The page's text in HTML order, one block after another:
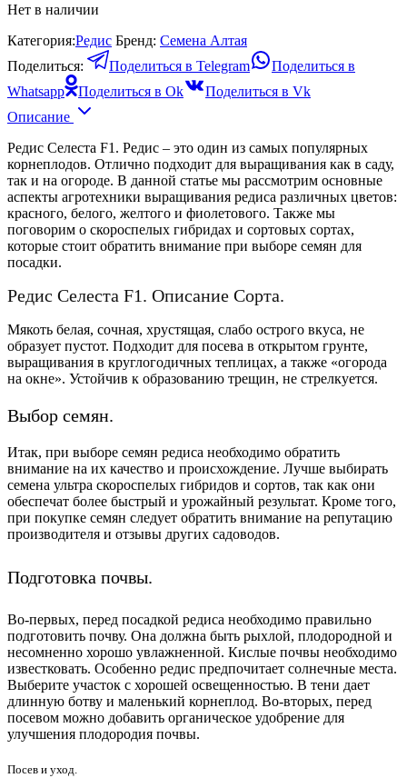
Нет в наличии
Категория:Редис Бренд: Семена Алтая
Поделиться:
Поделиться в Telegram
Поделиться в
Whatsapp
Поделиться в Ok
Поделиться в Vk
Описание
Редис Селеста F1. Редис – это один из самых популярных
корнеплодов. Отлично подходит для выращивания как в саду,
так и на огороде. В данной статье мы рассмотрим основные
аспекты агротехники выращивания редиса различных цветов:
красного, белого, желтого и фиолетового. Также мы
поговорим о скороспелых гибридах и сортовых сортах,
которые стоит обратить внимание при выборе семян для
посадки.
Редис Селеста F1. Описание Сорта.
Мякоть белая, сочная, хрустящая, слабо острого вкуса, не
образует пустот. Подходит для посева в открытом грунте,
выращивания в круглогодичных теплицах, а также «огорода
на окне». Устойчив к образованию трещин, не стрелкуется.
Выбор семян.
Итак, при выборе семян редиса необходимо обратить
внимание на их качество и происхождение. Лучше выбирать
семена ультра скороспелых гибридов и сортов, так как они
обеспечат более быстрый и урожайный результат. Кроме того,
при покупке семян следует обратить внимание на репутацию
производителя и отзывы других садоводов.
Подготовка почвы.
Во-первых, перед посадкой редиса необходимо правильно
подготовить почву. Она должна быть рыхлой, плодородной и
несомненно хорошо увлажненной. Кислые почвы необходимо
известковать. Особенно редис предпочитает солнечные места.
Выберите участок с хорошей освещенностью. В тени дает
длинную ботву и маленький корнеплод. Во-вторых, перед
посевом можно добавить органическое удобрение для
улучшения плодородия почвы.
Посев и уход.